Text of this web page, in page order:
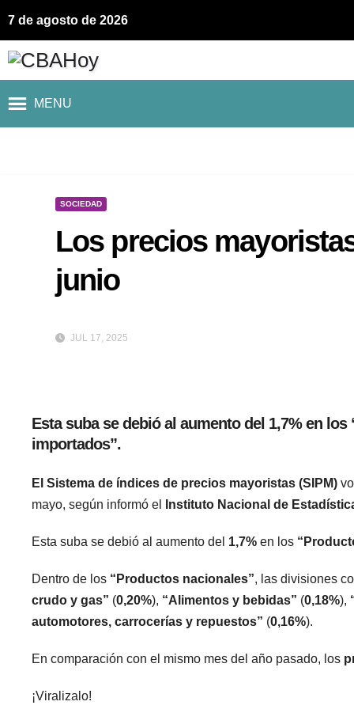
7 de agosto de 2026
MENU
SOCIEDAD
Los precios
junio
JUL 17, 2025
Esta suba se debió al aumento del 1,7% en
importados”.
El Sistema de índices de precios mayoristas (SIPM)
mayo, según informó el
Instituto Nacional de
Esta suba se debió al aumento del 1,7% en los
Dentro de los “Productos nacionales”, las divisiones
crudo y gas” (0,20%), “Alimentos y bebidas” (0,18%),
automotores, carrocerías y repuestos” (0,16%).
En comparación con el mismo mes del año pasado, los
¡Viralizalo!